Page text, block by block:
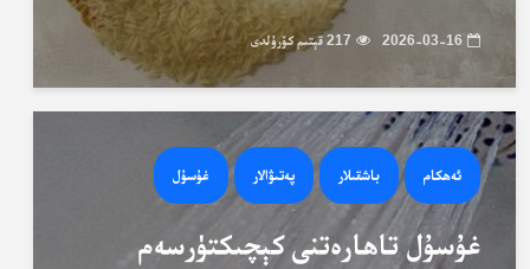
2026-03-16 217 قېتىم كۆرۈلدى
ئەھكام باشقىلار پەتىۋالار غۇسۇل
غۇسۇل تاھارەتنى كېچىكتۈرسەم